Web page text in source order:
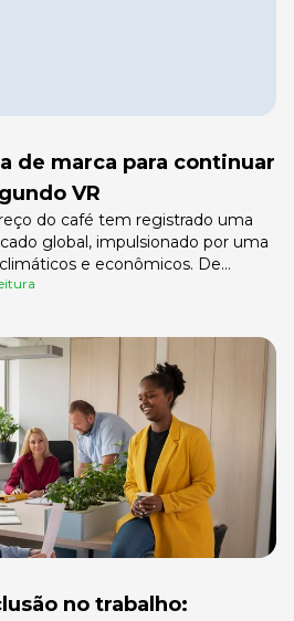
de marca para continuar
VR
do café tem registrado uma
global, impulsionado por uma
e econômicos. De
realizado pela VR,
mais de 72%, considerando […]
no trabalho: